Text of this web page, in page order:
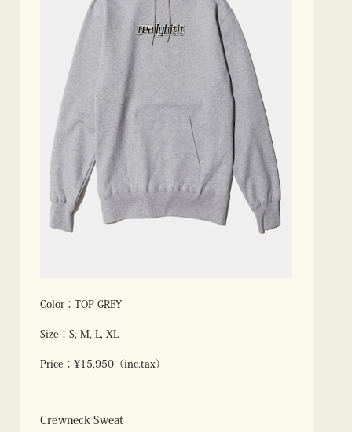
Color：TOP GREY
Size：S, M, L, XL
Price：¥15,950（inc.tax）
Crewneck Sweat